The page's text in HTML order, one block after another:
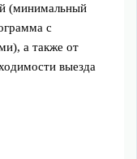
(минимальный
с
а также от
выезда